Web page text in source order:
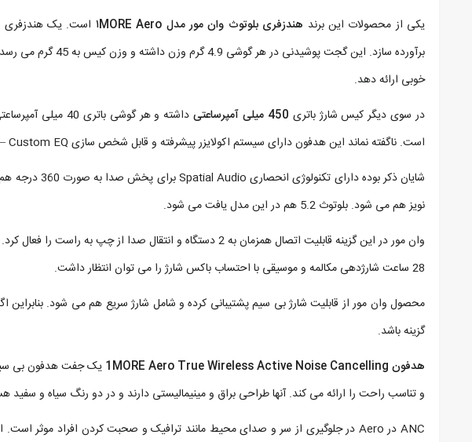
یکی از محصولات این برند هندزفری بلوتوث وان مور مدل ۱MORE Aero
است. یک هندزفری
خوبی ارائه دهد.
در سوی دیگر کیس شارژ باتری 450 میلی آمپرساعتی
است. ناگفته نماند این هدفون دارای سیستم اکولایزر پیشرفته و قابل شخص سازی Preset EQs – Custom EQ است.
نویز هم می شود. بلوتوث 5.2 هم در این مدل یافت می شود.
28 ساعت شارژدهی مکالمه و موسیقی با احتساب باکس شارژ را می توان انتظار داشت.
محصول وان مور از قابلیت شارژ بی سیم پشتیبانی کرده و شامل شارژ سریع هم می شود. بنابراین
گزینه باشد.
هدفون 1MORE Aero True Wireless Active Noise Cancelling
و تناسب راحت را ارائه می‌ کند. آنها طراحی براق و مینیمالیستی دارند و در دو رنگ سیاه و سفید